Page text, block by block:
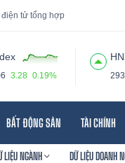
điện tử tổng hợp
3.28 0.19%
BẤT ĐỘNG SẢN TÀI CHÍNH
LIỆU NGÀNH DỮ LIỆU DOANH